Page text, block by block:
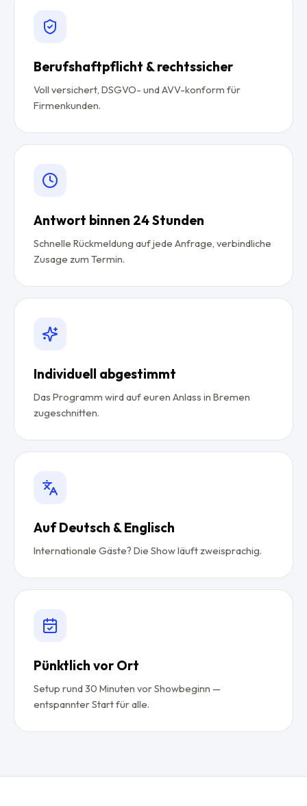
Berufshaftpflicht & rechtssicher
Voll versichert, DSGVO- und AVV-konform für
Firmenkunden.
Antwort binnen 24 Stunden
Schnelle Rückmeldung auf jede Anfrage, verbindliche
Zusage zum Termin.
Individuell abgestimmt
Das Programm wird auf euren Anlass in Bremen
zugeschnitten.
Auf Deutsch & Englisch
Internationale Gäste? Die Show läuft zweisprachig.
Pünktlich vor Ort
Setup rund 30 Minuten vor Showbeginn —
entspannter Start für alle.